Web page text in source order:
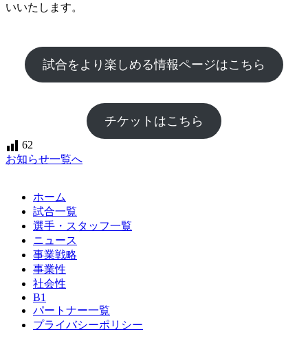
いいたします。
試合をより楽しめる情報ページはこちら
チケットはこちら
62
お知らせ一覧へ
ホーム
試合一覧
選手・スタッフ一覧
ニュース
事業戦略
事業性
社会性
B1
パートナー一覧
プライバシーポリシー